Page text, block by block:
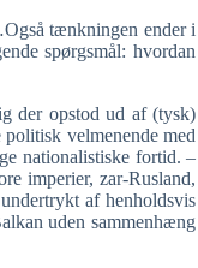
tænkningen ender i
spørgsmål: hvordan
der opstod ud af (tysk)
velmenende med
nationalistiske fortid. –
imperier, zar-Rusland,
af henholdsvis
uden sammenhæng